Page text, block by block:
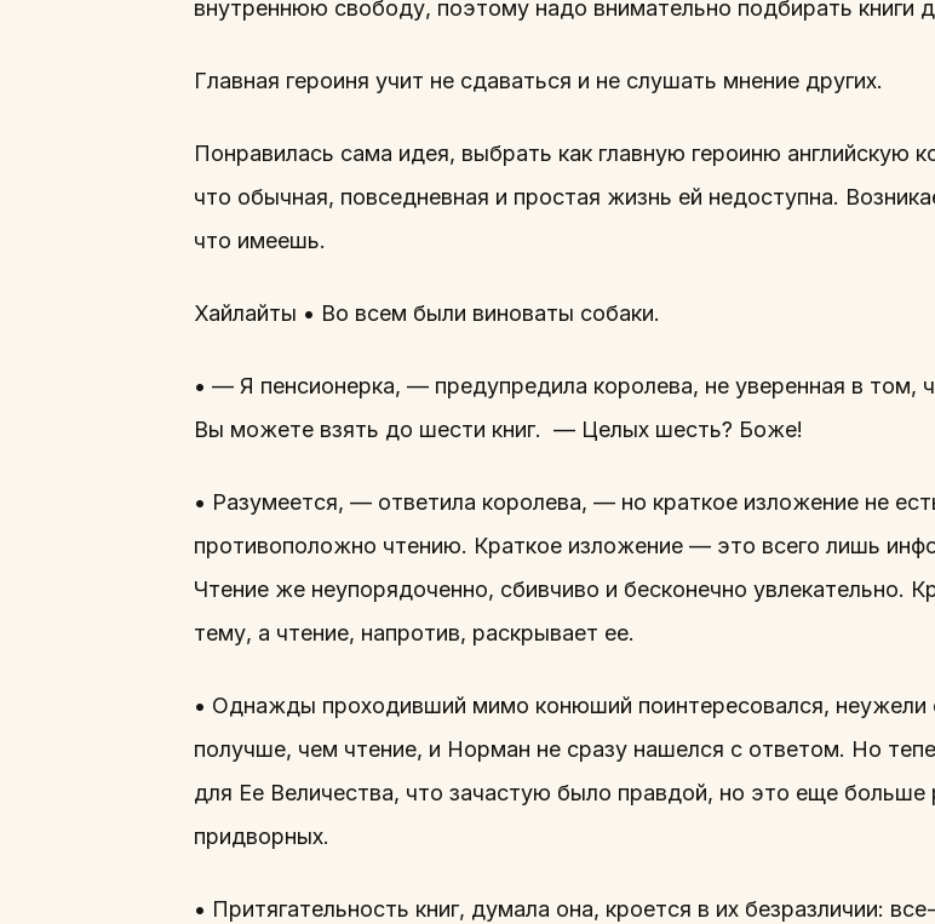
внутреннюю свободу, поэтому надо внимательно подбирать книги
Главная героиня учит не сдаваться и не слушать мнение других.
Понравилась сама идея, выбрать как главную героиню английскую
что обычная, повседневная и простая жизнь ей недоступна.
что имеешь.
Хайлайты • Во всем были виноваты собаки.
• — Я пенсионерка, — предупредила королева, не уверенная в том,
Вы можете взять до шести книг. — Целых шесть? Боже!
• Разумеется, — ответила королева, — но краткое изложение не
противоположно чтению. Краткое изложение — это всего лишь
Чтение же неупорядоченно, сбивчиво и бесконечно увлекательно.
тему, а чтение, напротив, раскрывает ее.
• Однажды проходивший мимо конюший поинтересовался, неужели
получше, чем чтение, и Норман не сразу нашелся с ответом. Но
для Ее Величества, что зачастую было правдой, но это еще больше
придворных.
• Притягательность книг, думала она, кроется в их безразличии: